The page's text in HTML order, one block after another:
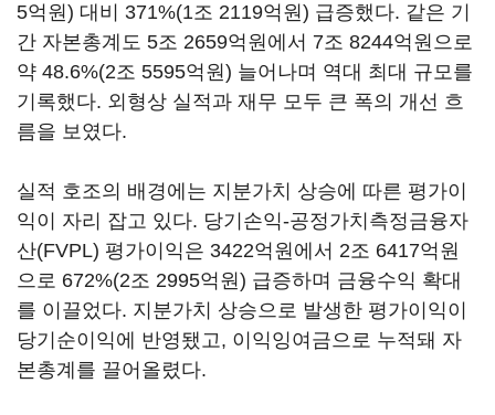
5억원) 대비 371%(1조 2119억원) 급증했다. 같은 기
간 자본총계도 5조 2659억원에서 7조 8244억원으로
약 48.6%(2조 5595억원) 늘어나며 역대 최대 규모를
기록했다. 외형상 실적과 재무 모두 큰 폭의 개선 흐
름을 보였다.
실적 호조의 배경에는 지분가치 상승에 따른 평가이
익이 자리 잡고 있다. 당기손익-공정가치측정금융자
산(FVPL) 평가이익은 3422억원에서 2조 6417억원
으로 672%(2조 2995억원) 급증하며 금융수익 확대
를 이끌었다. 지분가치 상승으로 발생한 평가이익이
당기순이익에 반영됐고, 이익잉여금으로 누적돼 자
본총계를 끌어올렸다.